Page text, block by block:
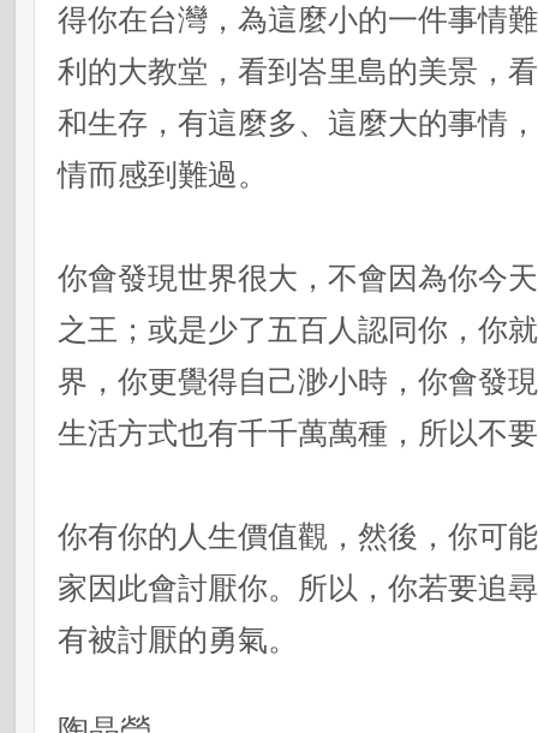
得你在台灣，為這麼小的一件事情
利的大教堂，看到峇里島的美景，
和生存，有這麼多、這麼大的事情
情而感到難過。
你會發現世界很大，不會因為你今
之王；或是少了五百人認同你，你
界，你更覺得自己渺小時，你會發
生活方式也有千千萬萬種，所以不
你有你的人生價值觀，然後，你可
家因此會討厭你。所以，你若要追
有被討厭的勇氣。